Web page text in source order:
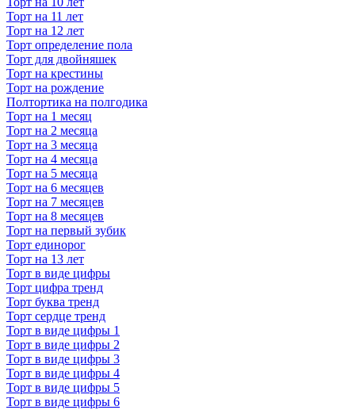
Торт на 11 лет
Торт на 12 лет
Торт определение пола
Торт для двойняшек
Торт на крестины
Торт на рождение
Полтортика на полгодика
Торт на 1 месяц
Торт на 2 месяца
Торт на 3 месяца
Торт на 4 месяца
Торт на 5 месяца
Торт на 6 месяцев
Торт на 7 месяцев
Торт на 8 месяцев
Торт на первый зубик
Торт единорог
Торт на 13 лет
Торт в виде цифры
Торт цифра тренд
Торт буква тренд
Торт сердце тренд
Торт в виде цифры 1
Торт в виде цифры 2
Торт в виде цифры 3
Торт в виде цифры 4
Торт в виде цифры 5
Торт в виде цифры 6